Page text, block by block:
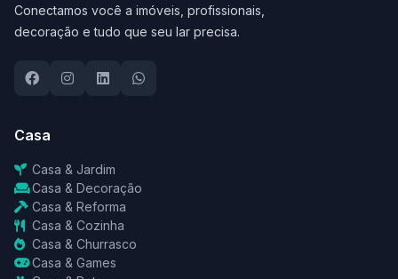
Conectamos você a imóveis, profissionais,
decoração e tudo que seu lar precisa.
Casa
Casa & Jardim
Casa & Decoração
Casa & Reforma
Casa & Cozinha
Casa & Churrasco
Casa & Games